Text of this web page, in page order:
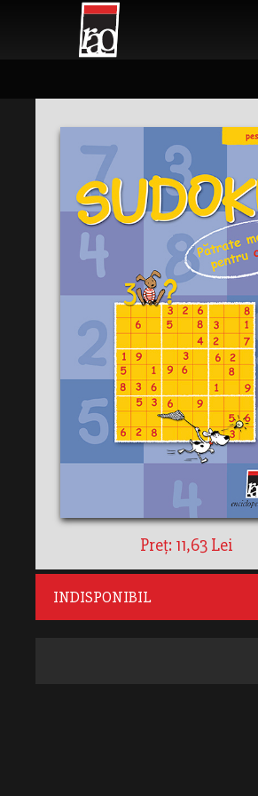
Preț: 11,63 Lei
INDISPONIBIL